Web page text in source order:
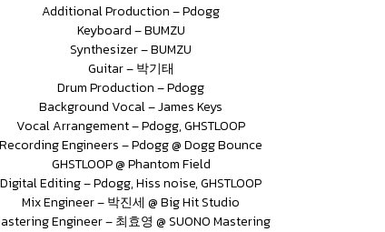
Additional Production – Pdogg
Keyboard – BUMZU
Synthesizer – BUMZU
Guitar – 박기태
Drum Production – Pdogg
Background Vocal – James Keys
Vocal Arrangement – Pdogg, GHSTLOOP
Recording Engineers – Pdogg @ Dogg Bounce
GHSTLOOP @ Phantom Field
Digital Editing – Pdogg, Hiss noise, GHSTLOOP
Mix Engineer – 박진세 @ Big Hit Studio
Engineer – 최효영 @ SUONO Mastering